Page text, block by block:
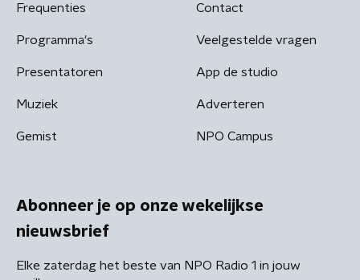
Frequenties
Programma's
Presentatoren
Muziek
Gemist
Contact
Veelgestelde vragen
App de studio
Adverteren
NPO Campus
Abonneer je op onze wekelijkse
nieuwsbrief
Elke zaterdag het beste van NPO Radio 1 in jouw